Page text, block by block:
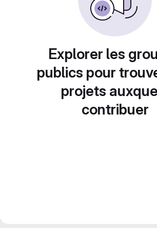
Explorer les
publics pour
projets
contribuer